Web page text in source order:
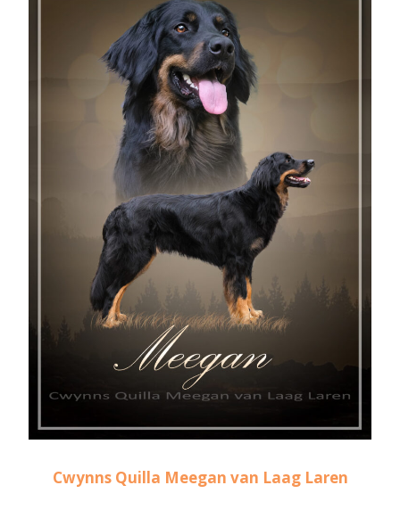
Cwynns Quilla Meegan van Laag Laren